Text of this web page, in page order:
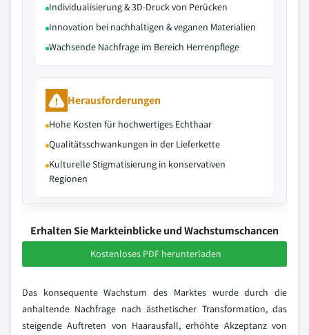
Individualisierung & 3D-Druck von Perücken
Innovation bei nachhaltigen & veganen Materialien
Wachsende Nachfrage im Bereich Herrenpflege
Herausforderungen
Hohe Kosten für hochwertiges Echthaar
Qualitätsschwankungen in der Lieferkette
Kulturelle Stigmatisierung in konservativen
Regionen
Erhalten Sie Markteinblicke und Wachstumschancen
Kostenloses PDF herunterladen
Das konsequente Wachstum des Marktes wurde durch die
anhaltende Nachfrage nach ästhetischer Transformation, das
steigende Auftreten von Haarausfall, erhöhte Akzeptanz von